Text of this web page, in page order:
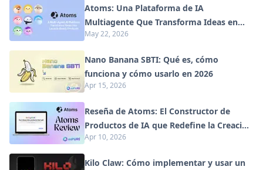
Atoms: Una Plataforma de IA
Multiagente Que Transforma Ideas en
Productos Listos para Lanzar
May 22, 2026
Nano Banana SBTI: Qué es, cómo
funciona y cómo usarlo en 2026
Apr 15, 2026
Reseña de Atoms: El Constructor de
Productos de IA que Redefine la Creación
Digital en 2026
Apr 10, 2026
Kilo Claw: Cómo implementar y usar un